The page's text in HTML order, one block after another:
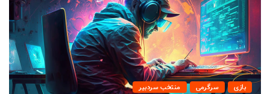
بازی سرگرمی منتخب سردبیر